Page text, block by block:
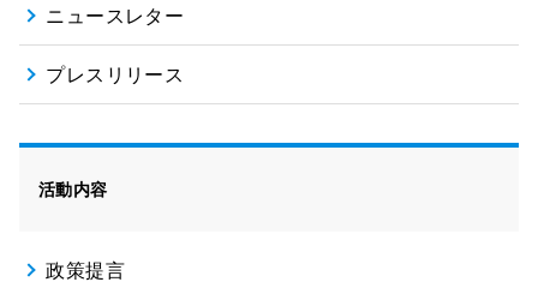
ニュースレター
プレスリリース
活動内容
政策提言